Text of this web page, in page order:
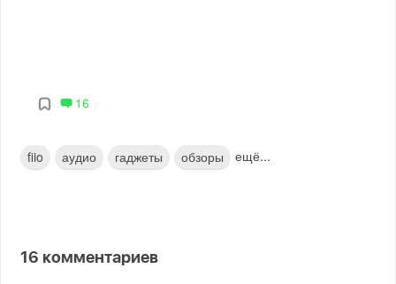
16
fiio аудио гаджеты обзоры ещё...
16 комментариев